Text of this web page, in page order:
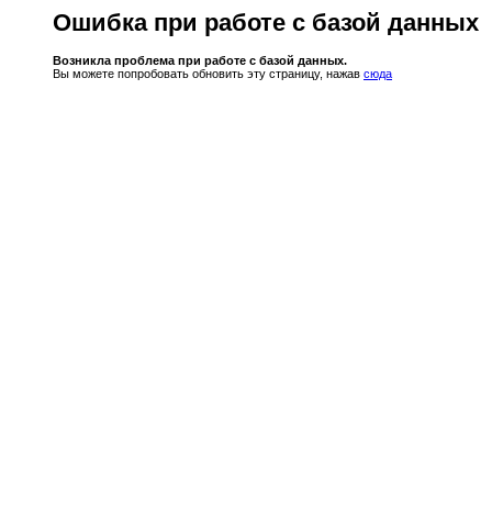
Ошибка при работе с базой данных
Возникла проблема при работе с базой данных.
Вы можете попробовать обновить эту страницу, нажав сюда